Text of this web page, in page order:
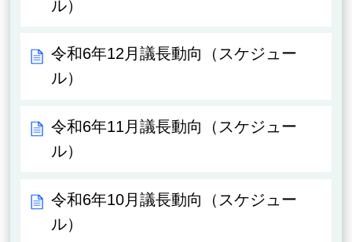
ル）
令和6年12月議長動向（スケジュー
ル）
令和6年11月議長動向（スケジュー
ル）
令和6年10月議長動向（スケジュー
ル）